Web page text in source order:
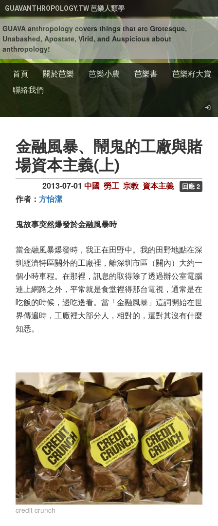
移至主內容
GUAVANTHROPOLOGY.TW 芭樂人類學
GUAVA anthropology covers things that are Grotesque,
Unabashed, Apostate, Virid, and Auspicious about
anthropology!
首頁 關於芭樂 芭樂小農 芭樂書
芭樂籽大賞
聯絡我們
金融風暴、鬧鬼的工廠與賭
場資本主義(上)
2013-07-01 中國 勞工 宗教 資本主義 回應 2
作者： 方怡潔
鬼故事突然爆發於金融風暴時
當金融風暴爆發時，我正在田野中。我的田野地點在深
圳經濟特區關外的工廠裡，離深圳市區（關內）大約一
個小時車程。在那裡，訊息的取得除了透過辦公室電腦
連上網路之外，平常就是食堂裡得那台電視，通常是在
吃飯的時候，邊吃邊看。當「金融風暴」這詞開始在世
界傳遍時，工廠裡大部分人，相對的，還對其沒有什麼
知悉。
credit crunch